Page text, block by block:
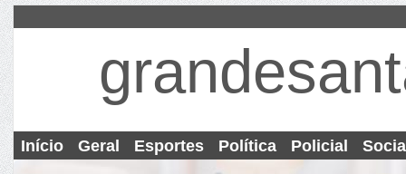
Início Geral Esportes Política Policial